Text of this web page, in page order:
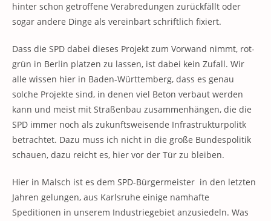
hinter schon getroffene Verabredungen zurückfällt oder
sogar andere Dinge als vereinbart schriftlich fixiert.
Dass die SPD dabei dieses Projekt zum Vorwand nimmt, rot-
grün in Berlin platzen zu lassen, ist dabei kein Zufall. Wir
alle wissen hier in Baden-Württemberg, dass es genau
solche Projekte sind, in denen viel Beton verbaut werden
kann und meist mit Straßenbau zusammenhängen, die die
SPD immer noch als zukunftsweisende Infrastrukturpolitk
betrachtet. Dazu muss ich nicht in die große Bundespolitik
schauen, dazu reicht es, hier vor der Tür zu bleiben.
Hier in Malsch ist es dem SPD-Bürgermeister in den letzten
Jahren gelungen, aus Karlsruhe einige namhafte
Speditionen in unserem Industriegebiet anzusiedeln. Was